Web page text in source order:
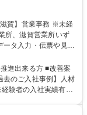
ータ入力・伝票や見積
る事務業務や業務改
ムがきちんと構築さ
環境です。また、
進出来る方 ■改善案
去のご入社事例】人材
験者の入社実績有